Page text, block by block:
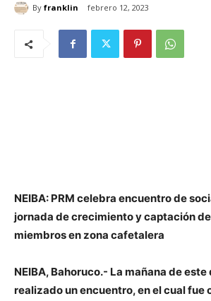
By franklin febrero 12, 2023
NEIBA: PRM celebra encuentro de
jornada de crecimiento y captación
miembros en zona cafetalera
NEIBA, Bahoruco.- La mañana de
realizado un encuentro, en el cual fue